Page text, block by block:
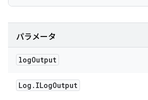
パラメータ
logOutput
Log . ILogOutput